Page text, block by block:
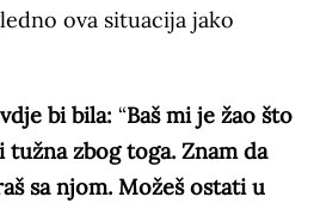
ova situacija jako
bi bila: “Baš mi je žao što
zbog toga. Znam da
sa njom. Možeš ostati u